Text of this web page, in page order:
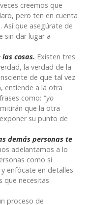
creemos que
pero ten en cuenta
que asegúrate de
sin dar lugar a
cosas. Existen tres
la verdad de la
de que tal vez
entiende a la otra
como: "yo
que la otra
su punto de
demás personas te
adelantamos a lo
como si
enfócate en detalles
que necesitas
proceso de